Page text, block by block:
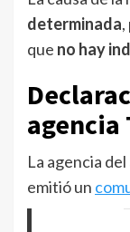
determinada
que no hay
La agencia
emitió un